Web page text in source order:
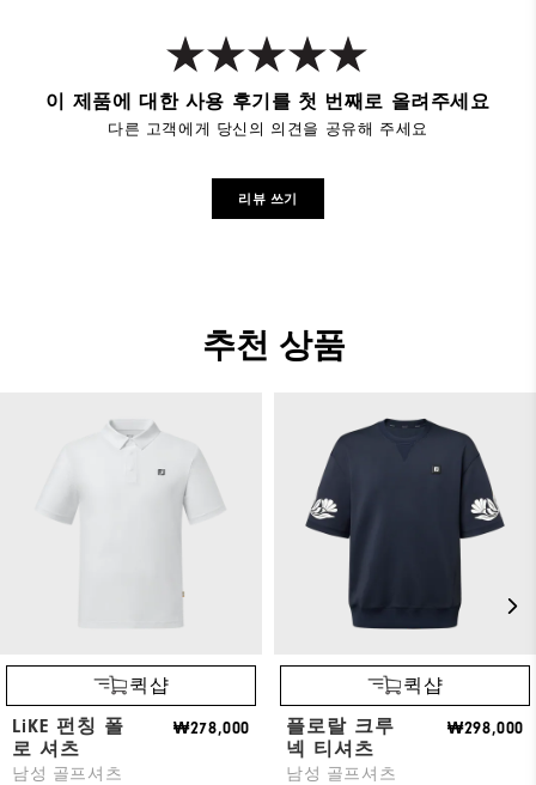
이 제품에 대한 사용 후기를 첫 번째로 올려주세요
다른 고객에게 당신의 의견을 공유해 주세요
리뷰 쓰기
추천 상품
퀵샵
LiKE 펀칭 폴
로 셔츠
남성 골프셔츠
₩278,000
퀵샵
플로랄 크루
넥 티셔츠
남성 골프셔츠
₩298,000